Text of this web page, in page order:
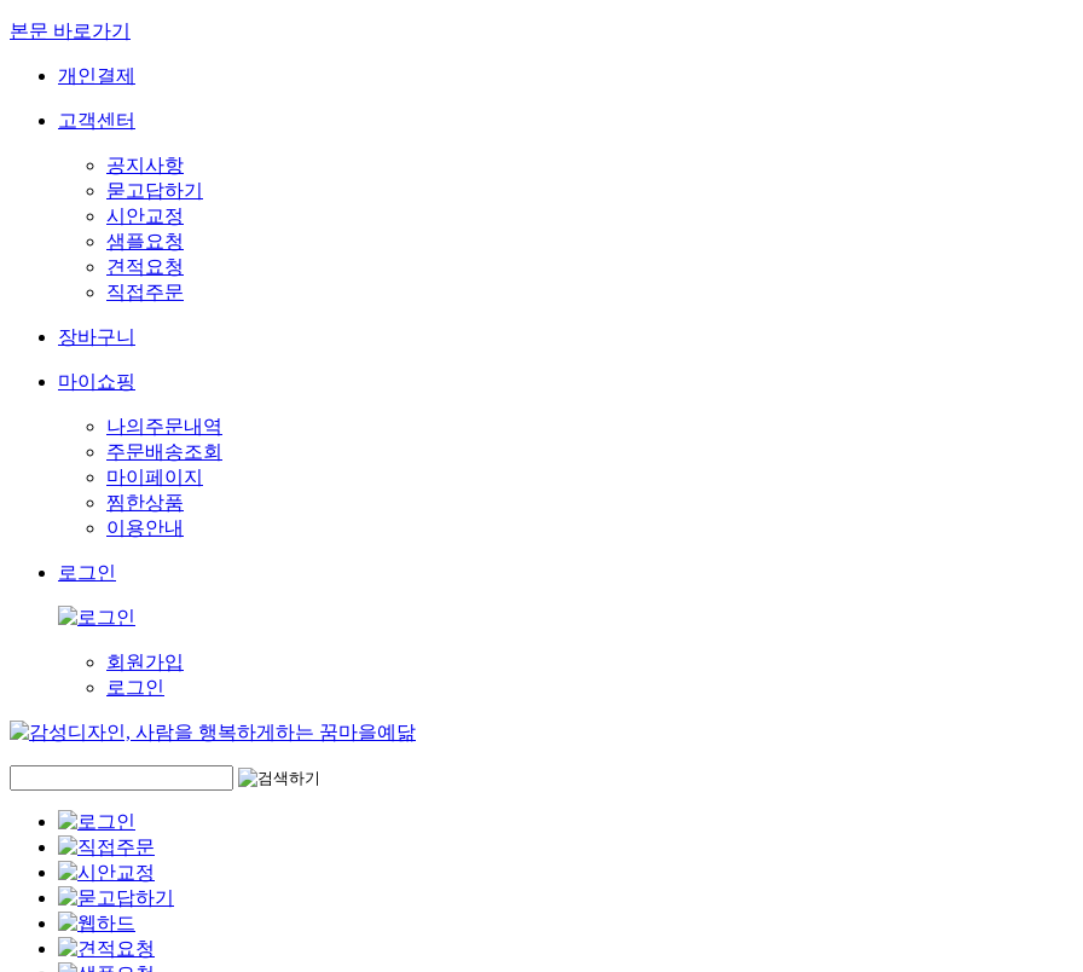
본문 바로가기
개인결제
고객센터
공지사항
묻고답하기
시안교정
샘플요청
견적요청
직접주문
장바구니
마이쇼핑
나의주문내역
주문배송조회
마이페이지
찜한상품
이용안내
로그인
회원가입
로그인